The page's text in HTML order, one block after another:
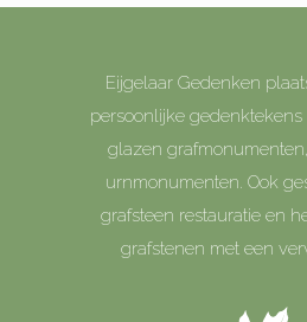
Eijgelaar Gedenken
persoonlijke gedenktekens
glazen
urnmonumenten. Ook
grafsteen restauratie en
grafstenen met een